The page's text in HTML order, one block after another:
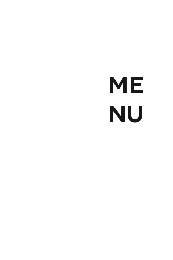
ME
NU